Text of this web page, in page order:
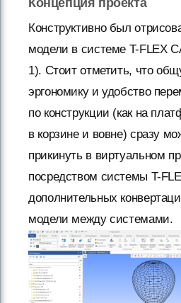
Концепция проекта
Конструктивно был
модели в системе T-FLEX
1). Стоит отметить, что
эргономику и удобство
по конструкции (как на
в корзине и вовне) сразу
прикинуть в виртуальном
посредством системы T-
дополнительных
модели между системами.